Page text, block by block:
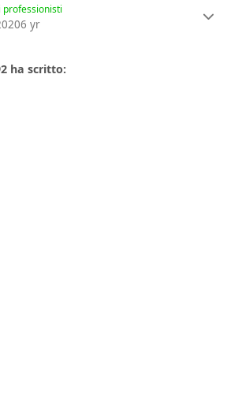
professionisti
6 yr
ha scritto: